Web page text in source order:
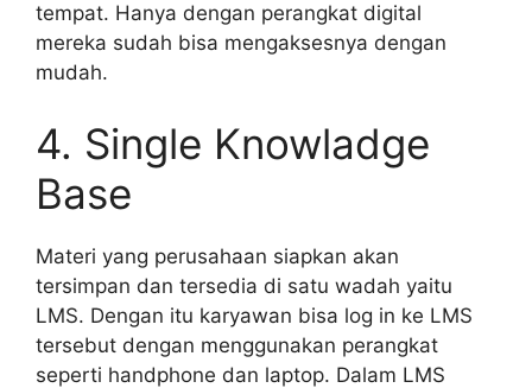
tempat. Hanya dengan perangkat digital
mereka sudah bisa mengaksesnya dengan
mudah.
4. Single Knowladge
Base
Materi yang perusahaan siapkan akan
tersimpan dan tersedia di satu wadah yaitu
LMS. Dengan itu karyawan bisa log in ke LMS
tersebut dengan menggunakan perangkat
seperti handphone dan laptop. Dalam LMS